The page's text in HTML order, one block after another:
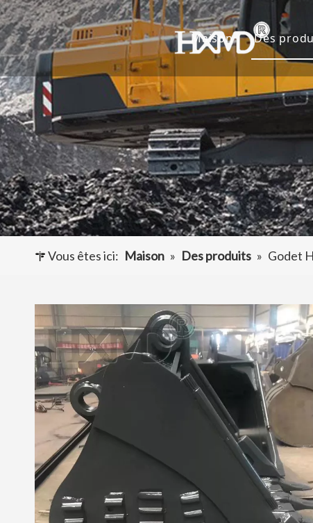
Maison Des
Dents
Godet
Vous êtes ici: Maison » Des produits » Godet